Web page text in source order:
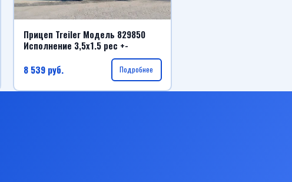
Прицеп Treiler Модель 829850
Исполнение 3,5x1.5 рес +-
8 539 руб. Подробнее